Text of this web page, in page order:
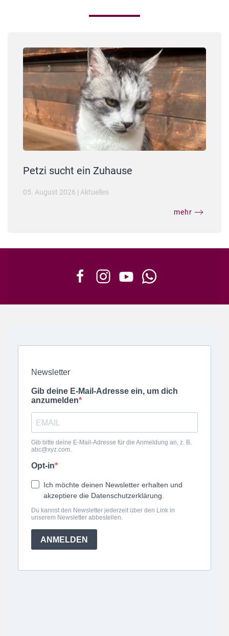
Petzi sucht ein Zuhause
05. August 2026 | Aktuelles
mehr